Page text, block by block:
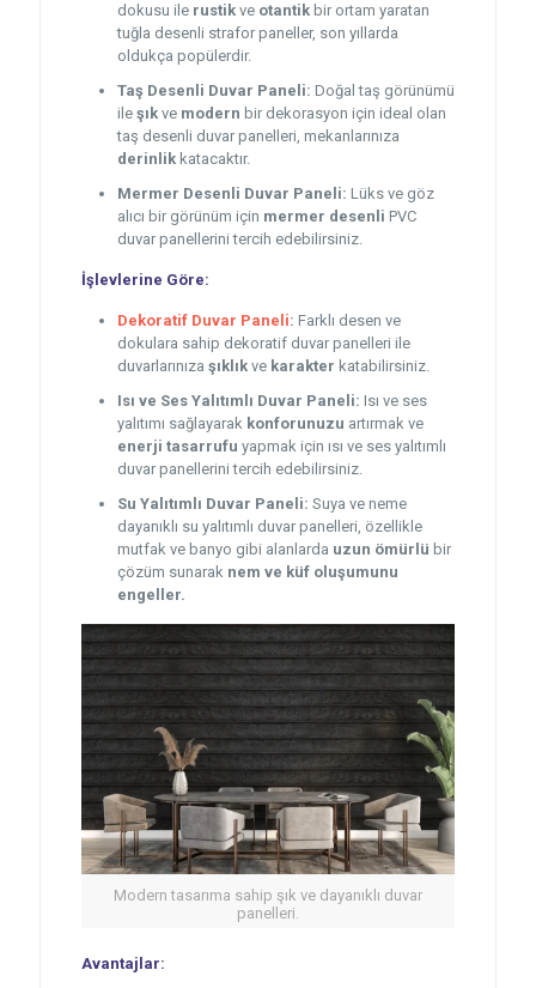
dokusu ile rustikve otantikbir ortam yaratan
tuğla desenli strafor paneller, son yıllarda
oldukça popülerdir.
Taş Desenli Duvar Paneli: Doğal taş görünümü
ile şıkve modern bir dekorasyon için ideal olan
taş desenli duvar panelleri, mekanlarınıza
derinlikkatacaktır.
Mermer Desenli Duvar Paneli: Lüks ve göz
alıcı bir görünüm için mermer desenli PVC
duvar panellerini tercih edebilirsiniz.
İşlevlerine Göre:
Dekoratif Duvar Paneli: Farklı desen ve
dokulara sahip dekoratif duvar panelleri ile
duvarlarınıza şıklıkve karakter katabilirsiniz.
Isı ve Ses Yalıtımlı Duvar Paneli: Isı ve ses
yalıtımı sağlayarak konforunuzu artırmak ve
enerji tasarrufu yapmak için ısı ve ses yalıtımlı
duvar panellerini tercih edebilirsiniz.
Su Yalıtımlı Duvar Paneli: Suya ve neme
dayanıklı su yalıtımlı duvar panelleri, özellikle
mutfak ve banyo gibi alanlarda uzun ömürlü bir
çözüm sunarak nem ve küf oluşumunu
engeller.
Modern tasarıma sahip şık ve dayanıklı duvar
panelleri.
Avantajlar: